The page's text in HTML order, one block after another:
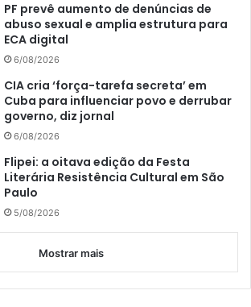
PF prevê aumento de denúncias de
abuso sexual e amplia estrutura para
ECA digital
6/08/2026
CIA cria ‘força-tarefa secreta’ em
Cuba para influenciar povo e derrubar
governo, diz jornal
6/08/2026
Flipei: a oitava edição da Festa
Literária Resistência Cultural em São
Paulo
5/08/2026
Mostrar mais